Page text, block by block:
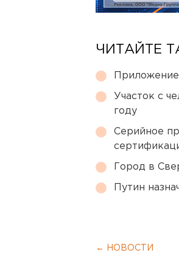
ЧИТАЙТЕ
Участок с
году
Серийное
Город в
Путин
← НОВОСТИ